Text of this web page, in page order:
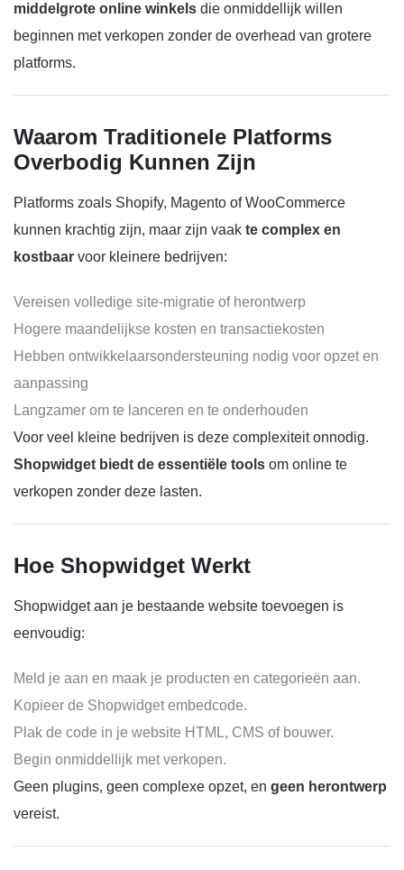
middelgrote online winkels die onmiddellijk willen
beginnen met verkopen zonder de overhead van grotere
platforms.
Waarom Traditionele Platforms
Overbodig Kunnen Zijn
Platforms zoals Shopify, Magento of WooCommerce
kunnen krachtig zijn, maar zijn vaak te complex en
kostbaar voor kleinere bedrijven:
Vereisen volledige site-migratie of herontwerp
Hogere maandelijkse kosten en transactiekosten
Hebben ontwikkelaarsondersteuning nodig voor opzet en
aanpassing
Langzamer om te lanceren en te onderhouden
Voor veel kleine bedrijven is deze complexiteit onnodig.
Shopwidget biedt de essentiële tools om online te
verkopen zonder deze lasten.
Hoe Shopwidget Werkt
Shopwidget aan je bestaande website toevoegen is
eenvoudig:
Meld je aan en maak je producten en categorieën aan.
Kopieer de Shopwidget embedcode.
Plak de code in je website HTML, CMS of bouwer.
Begin onmiddellijk met verkopen.
Geen plugins, geen complexe opzet, en geen herontwerp
vereist.